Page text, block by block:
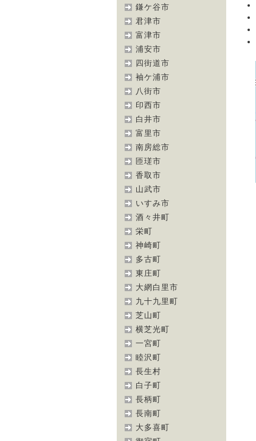
鎌ケ谷市
君津市
富津市
浦安市
四街道市
袖ケ浦市
八街市
印西市
白井市
富里市
南房総市
匝瑳市
香取市
山武市
いすみ市
酒々井町
栄町
神崎町
多古町
東庄町
大網白里市
九十九里町
芝山町
横芝光町
一宮町
睦沢町
長生村
白子町
長柄町
長南町
大多喜町